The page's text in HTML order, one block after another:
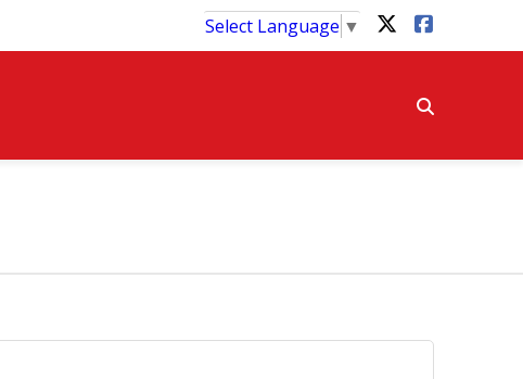
Select Language ▼